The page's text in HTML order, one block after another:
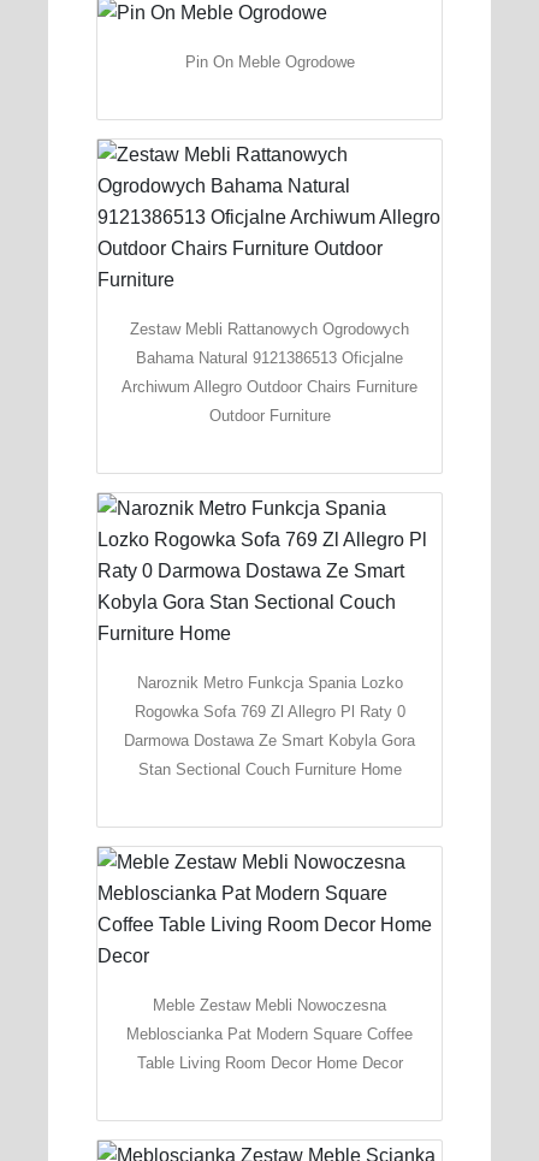
Pin On Meble Ogrodowe
Zestaw Mebli Rattanowych Ogrodowych
Bahama Natural 9121386513 Oficjalne
Archiwum Allegro Outdoor Chairs Furniture
Outdoor Furniture
Naroznik Metro Funkcja Spania Lozko
Rogowka Sofa 769 Zl Allegro Pl Raty 0
Darmowa Dostawa Ze Smart Kobyla Gora
Stan Sectional Couch Furniture Home
Meble Zestaw Mebli Nowoczesna
Mebloscianka Pat Modern Square Coffee
Table Living Room Decor Home Decor